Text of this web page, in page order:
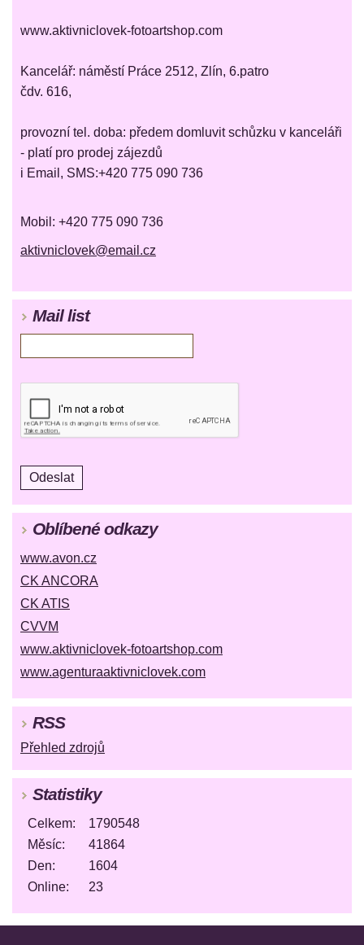
www.aktivniclovek-fotoartshop.com
Kancelář: náměstí Práce 2512, Zlín, 6.patro
čdv. 616,
provozní tel. doba: předem domluvit schůzku v kanceláři
- platí pro prodej zájezdů
i Email, SMS:+420 775 090 736
Mobil: +420 775 090 736
aktivniclovek@email.cz
Mail list
Oblíbené odkazy
www.avon.cz
CK ANCORA
CK ATIS
CVVM
www.aktivniclovek-fotoartshop.com
www.agenturaaktivniclovek.com
RSS
Přehled zdrojů
Statistiky
Online: 23
Celkem:
1790548
Měsíc:
41864
Den:
1604